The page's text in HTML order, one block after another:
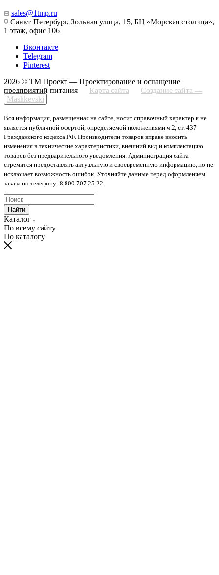
sales@1tmp.ru
Санкт-Петербург, Зольная улица, 15, БЦ «Морская столица»,
1 этаж, офис 106
Вконтакте
Telegram
Pinterest
2026 © ТМ Проект — Проектирование и оснащение
предприятий питания
Карта сайта
Создание сайта —
Mashkevski
Вся информация, размещенная на сайте, носит справочный характер и не
является публичной офертой, определяемой положениями ч.2, ст. 437
Гражданского кодекса РФ. Производители товаров вправе вносить
изменения в технические характеристики, внешний вид и комплектацию
товаров без предварительного уведомления. Администрация сайта
стремится предоставлять актуальную и своевременную информацию, но не
исключает возможность ошибок. Уточняйте данные перед оформлением
заказа по телефону: 8 800 707 25 22.
Найти
Каталог
По всему сайту
По каталогу